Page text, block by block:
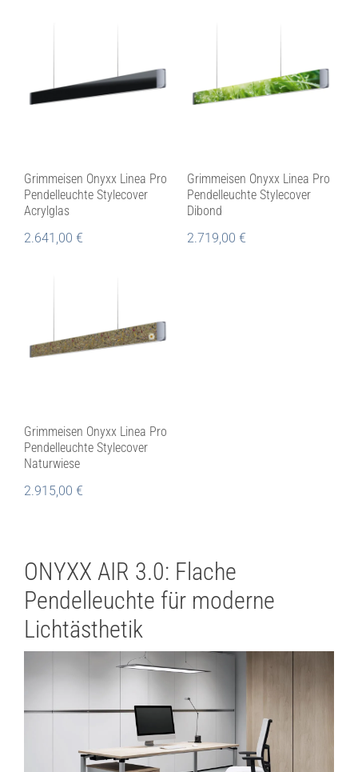
Grimmeisen Onyxx Linea Pro
Pendelleuchte Stylecover
Acrylglas
2.641,00 €
Grimmeisen Onyxx Linea Pro
Pendelleuchte Stylecover
Dibond
2.719,00 €
Grimmeisen Onyxx Linea Pro
Pendelleuchte Stylecover
Naturwiese
2.915,00 €
ONYXX AIR 3.0: Flache
Pendelleuchte für moderne
Lichtästhetik